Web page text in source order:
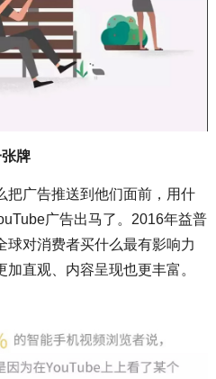
牌
把广告推送到他们面前，用什
广告出马了。2016年益普
球对消费者买什么最有影响力
直观、内容呈现也更丰富。